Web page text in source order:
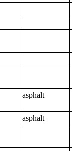
asphalt
asphalt